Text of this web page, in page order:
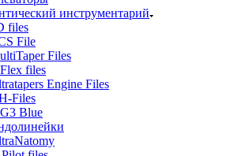
инструментарий
files
File
Files
files
Engine Files
Files
Blue